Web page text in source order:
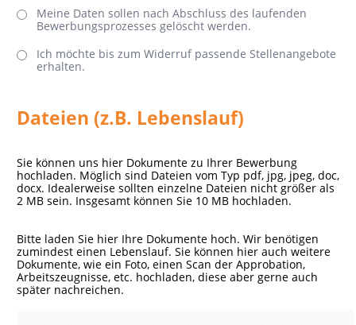
Meine Daten sollen nach Abschluss des laufenden
Bewerbungsprozesses gelöscht werden.
Ich möchte bis zum Widerruf passende Stellenangebote
erhalten.
Dateien (z.B. Lebenslauf)
Sie können uns hier Dokumente zu Ihrer Bewerbung
hochladen. Möglich sind Dateien vom Typ pdf, jpg, jpeg, doc,
docx. Idealerweise sollten einzelne Dateien nicht größer als
2 MB sein. Insgesamt können Sie 10 MB hochladen.
Bitte laden Sie hier Ihre Dokumente hoch. Wir benötigen
zumindest einen Lebenslauf. Sie können hier auch weitere
Dokumente, wie ein Foto, einen Scan der Approbation,
Arbeitszeugnisse, etc. hochladen, diese aber gerne auch
später nachreichen.